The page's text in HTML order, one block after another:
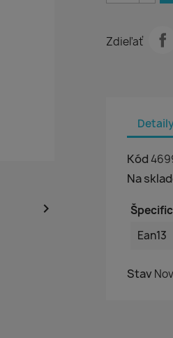

Zdieľať
Kód
Na
Ean13
Stav